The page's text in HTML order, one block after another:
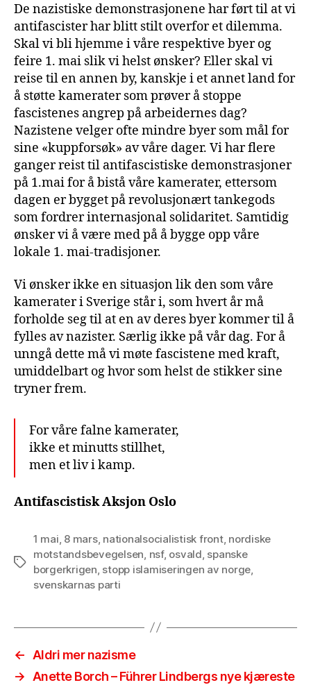
De nazistiske demonstrasjonene har ført til at vi
antifascister har blitt stilt overfor et dilemma.
Skal vi bli hjemme i våre respektive byer og
feire 1. mai slik vi helst ønsker? Eller skal vi
reise til en annen by, kanskje i et annet land for
å støtte kamerater som prøver å stoppe
fascistenes angrep på arbeidernes dag?
Nazistene velger ofte mindre byer som mål for
sine «kuppforsøk» av våre dager. Vi har flere
ganger reist til antifascistiske demonstrasjoner
på 1.mai for å bistå våre kamerater, ettersom
dagen er bygget på revolusjonært tankegods
som fordrer internasjonal solidaritet. Samtidig
ønsker vi å være med på å bygge opp våre
lokale 1. mai-tradisjoner.
Vi ønsker ikke en situasjon lik den som våre
kamerater i Sverige står i, som hvert år må
forholde seg til at en av deres byer kommer til å
fylles av nazister. Særlig ikke på vår dag. For å
unngå dette må vi møte fascistene med kraft,
umiddelbart og hvor som helst de stikker sine
tryner frem.
For våre falne kamerater,
ikke et minutts stillhet,
men et liv i kamp.
Antifascistisk Aksjon Oslo
Tags
1 mai, 8 mars, nationalsocialistisk front, nordiske
motstandsbevegelsen, nsf, osvald, spanske
borgerkrigen, stopp islamiseringen av norge,
svenskarnas parti
← Aldri mer nazisme
→ Anette Borch – Führer Lindbergs nye kjæreste